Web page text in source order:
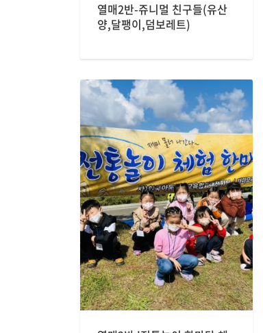
열매2반-쥬니멀 친구들(유산
양,달팽이,덤보레트)